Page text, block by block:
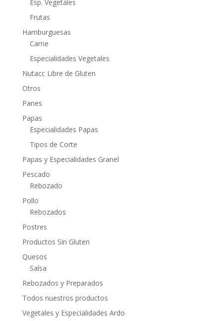
Esp. Vegetales
Frutas
Hamburguesas
Carne
Especialidades Vegetales
Nutacc Libre de Gluten
Otros
Panes
Papas
Especialidades Papas
Tipos de Corte
Papas y Especialidades Granel
Pescado
Rebozado
Pollo
Rebozados
Postres
Productos Sin Gluten
Quesos
Salsa
Rebozados y Preparados
Todos nuestros productos
Vegetales y Especialidades Ardo